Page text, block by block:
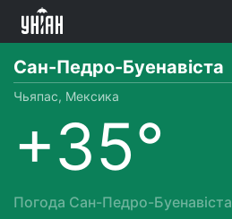
Сан-Педро-Буенавіста
Чьяпас, Мексика
+35°
Погода Сан-Педро-Буенавіста